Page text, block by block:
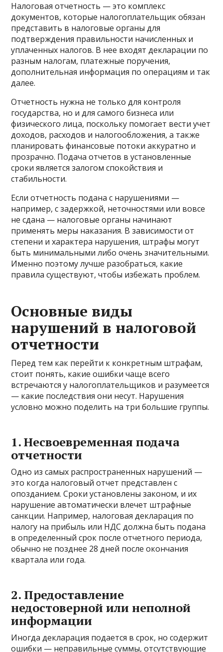
Налоговая отчетность — это комплекс
документов, которые налогоплательщик обязан
представить в налоговые органы для
подтверждения правильности начисленных и
уплаченных налогов. В нее входят декларации по
разным налогам, платежные поручения,
дополнительная информация по операциям и так
далее.
Отчетность нужна не только для контроля
государства, но и для самого бизнеса или
физического лица, поскольку помогает вести учет
доходов, расходов и налогообложения, а также
планировать финансовые потоки аккуратно и
прозрачно. Подача отчетов в установленные
сроки является залогом спокойствия и
стабильности.
Если отчетность подана с нарушениями —
например, с задержкой, неточностями или вовсе
не сдана — налоговые органы начинают
применять меры наказания. В зависимости от
степени и характера нарушения, штрафы могут
быть минимальными либо очень значительными.
Именно поэтому лучше разобраться, какие
правила существуют, чтобы избежать проблем.
Основные виды
нарушений в налоговой
отчетности
Перед тем как перейти к конкретным штрафам,
стоит понять, какие ошибки чаще всего
встречаются у налогоплательщиков и разумеется
— какие последствия они несут. Нарушения
условно можно поделить на три большие группы.
1. Несвоевременная подача
отчетности
Одно из самых распространенных нарушений —
это когда налоговый отчет представлен с
опозданием. Сроки установлены законом, и их
нарушение автоматически влечет штрафные
санкции. Например, налоговая декларация по
налогу на прибыль или НДС должна быть подана
в определенный срок после отчетного периода,
обычно не позднее 28 дней после окончания
квартала или года.
2. Предоставление
недостоверной или неполной
информации
Иногда декларация подается в срок, но содержит
ошибки — неправильные суммы, отсутствующие